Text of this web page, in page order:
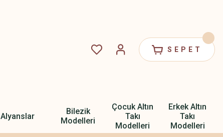
SEPET
Alyanslar
Bilezik
Modelleri
Çocuk Altın
Takı
Modelleri
Erkek Altın
Takı
Modelleri